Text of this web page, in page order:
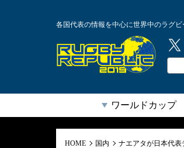
各国代表の情報を中心に世界中のラグビ
ラグ
ワールドカップ
HOME 国内 ナエアタが日本代表